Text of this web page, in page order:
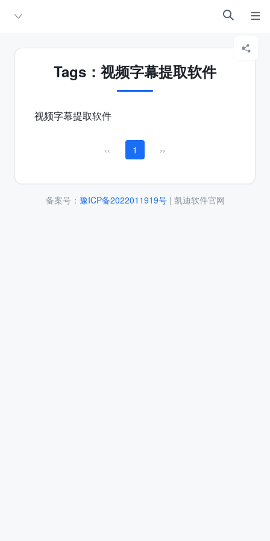
 
Tags：视频字幕提取软件
视频字幕提取软件
‹‹ 1 ››

备案号： 豫ICP备2022011919号| 凯迪软件官网